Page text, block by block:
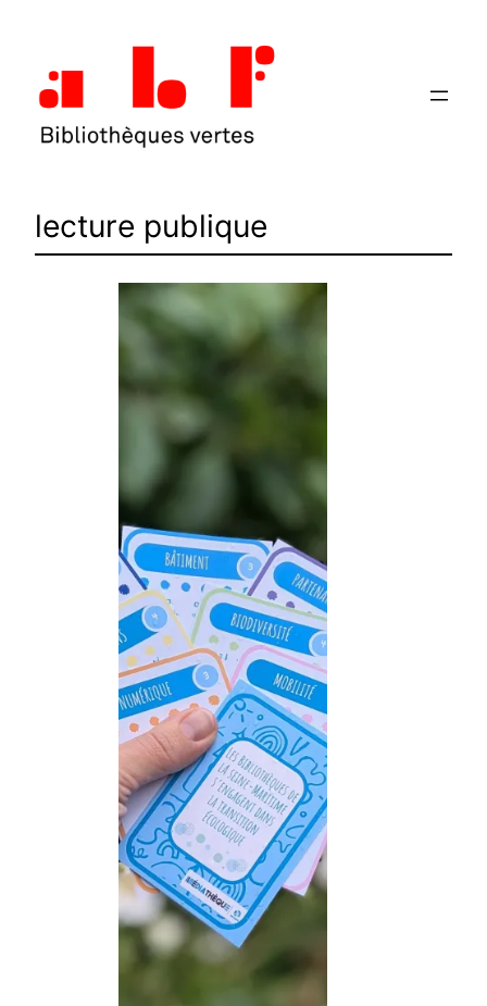
contenu
lecture publique